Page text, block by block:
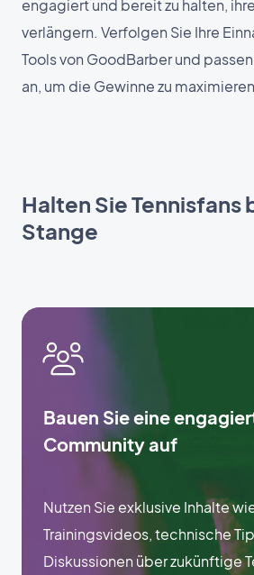
engagiert und bereit zu halten,
verlängern. Verfolgen Sie Ihre
Tools von GoodBarber und
an, um die Gewinne zu
Halten Sie Tennisfans
Stange
Bauen Sie eine
Community auf
Nutzen Sie exklusive Inhalte
Trainingsvideos, technische
Diskussionen über zukünftige